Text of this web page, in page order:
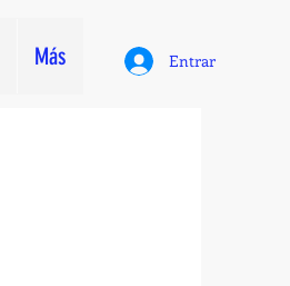
Más Entrar